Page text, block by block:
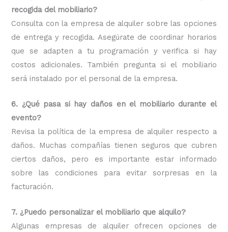
recogida del mobiliario?
Consulta con la empresa de alquiler sobre las opciones
de entrega y recogida. Asegúrate de coordinar horarios
que se adapten a tu programación y verifica si hay
costos adicionales. También pregunta si el mobiliario
será instalado por el personal de la empresa.
6. ¿Qué pasa si hay daños en el mobiliario durante el
evento?
Revisa la política de la empresa de alquiler respecto a
daños. Muchas compañías tienen seguros que cubren
ciertos daños, pero es importante estar informado
sobre las condiciones para evitar sorpresas en la
facturación.
7. ¿Puedo personalizar el mobiliario que alquilo?
Algunas empresas de alquiler ofrecen opciones de